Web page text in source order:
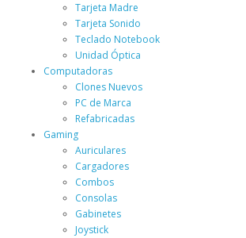
Tarjeta Madre
Tarjeta Sonido
Teclado Notebook
Unidad Óptica
Computadoras
Clones Nuevos
PC de Marca
Refabricadas
Gaming
Auriculares
Cargadores
Combos
Consolas
Gabinetes
Joystick